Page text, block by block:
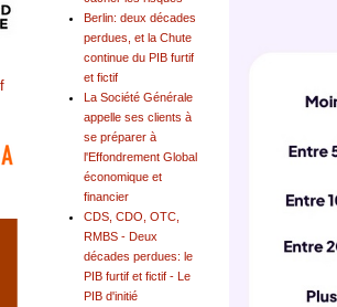
Berlin: deux décades
perdues, et la Chute
continue du PIB furtif
et fictif
La Société Générale
appelle ses clients à
se préparer à
l'Effondrement Global
économique et
financier
CDS, CDO, OTC,
RMBS - Deux
décades perdues: le
PIB furtif et fictif - Le
PIB d'initié